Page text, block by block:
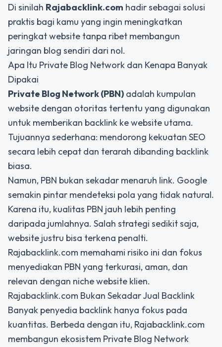
Di sinilah Rajabacklink.com hadir sebagai solusi
praktis bagi kamu yang ingin meningkatkan
peringkat website tanpa ribet membangun
jaringan blog sendiri dari nol.
Apa Itu Private Blog Network dan Kenapa Banyak
Dipakai
Private Blog Network (PBN) adalah kumpulan
website dengan otoritas tertentu yang digunakan
untuk memberikan backlink ke website utama.
Tujuannya sederhana: mendorong kekuatan SEO
secara lebih cepat dan terarah dibanding backlink
biasa.
Namun, PBN bukan sekadar menaruh link. Google
semakin pintar mendeteksi pola yang tidak natural.
Karena itu, kualitas PBN jauh lebih penting
daripada jumlahnya. Salah strategi sedikit saja,
website justru bisa terkena penalti.
Rajabacklink.com memahami risiko ini dan fokus
menyediakan PBN yang terkurasi, aman, dan
relevan dengan niche website klien.
Rajabacklink.com Bukan Sekadar Jual Backlink
Banyak penyedia backlink hanya fokus pada
kuantitas. Berbeda dengan itu, Rajabacklink.com
membangun ekosistem Private Blog Network